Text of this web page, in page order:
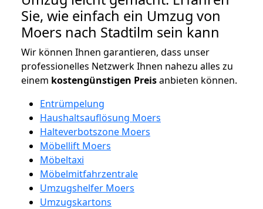
Sie, wie einfach ein Umzug von
Moers nach Stadtilm sein kann
Wir können Ihnen garantieren, dass unser
professionelles Netzwerk Ihnen nahezu alles zu
einem kostengünstigen Preisanbieten können.
Entrümpelung
Haushaltsauflösung Moers
Halteverbotszone Moers
Möbellift Moers
Möbeltaxi
Möbelmitfahrzentrale
Umzugshelfer Moers
Umzugskartons